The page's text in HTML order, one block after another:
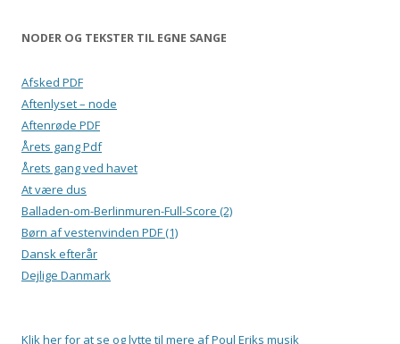
NODER OG TEKSTER TIL EGNE SANGE
Afsked PDF
Aftenlyset – node
Aftenrøde PDF
Årets gang Pdf
Årets gang ved havet
At være dus
Balladen-om-Berlinmuren-Full-Score (2)
Børn af vestenvinden PDF (1)
Dansk efterår
Dejlige Danmark
Klik her for at se og lytte til mere af Poul Eriks musik